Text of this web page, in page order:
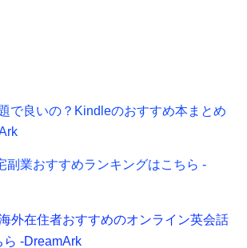
で良いの？Kindleのおすすめ本まとめ
副業おすすめランキングはこちら -
外在住者おすすめのオンライン英会話
ら -DreamArk